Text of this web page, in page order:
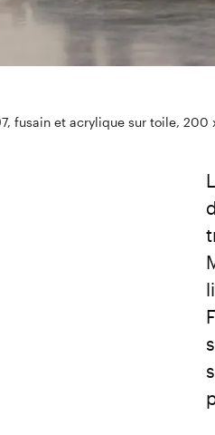
fusain et acrylique sur toile,